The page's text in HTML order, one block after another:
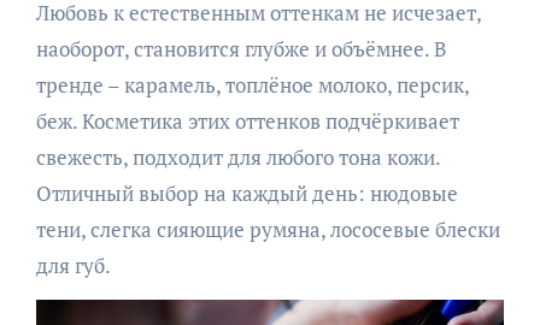
Любовь к естественным оттенкам не исчезает,
наоборот, становится глубже и объёмнее. В
тренде – карамель, топлёное молоко, персик,
беж. Косметика этих оттенков подчёркивает
свежесть, подходит для любого тона кожи.
Отличный выбор на каждый день: нюдовые
тени, слегка сияющие румяна, лососевые блески
для губ.